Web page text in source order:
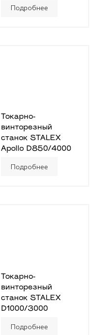
Подробнее
Токарно-
винторезный
станок STALEX
Apollo D850/4000
Подробнее
Токарно-
винторезный
станок STALEX
D1000/3000
Подробнее